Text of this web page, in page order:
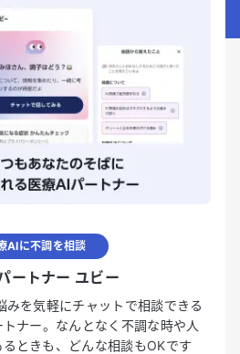
AIに不調を相談
ートナー ユビー
を気軽にチャットで相談できる
ナー。なんとなく不調な時や人
ときも、どんな相談もOKです